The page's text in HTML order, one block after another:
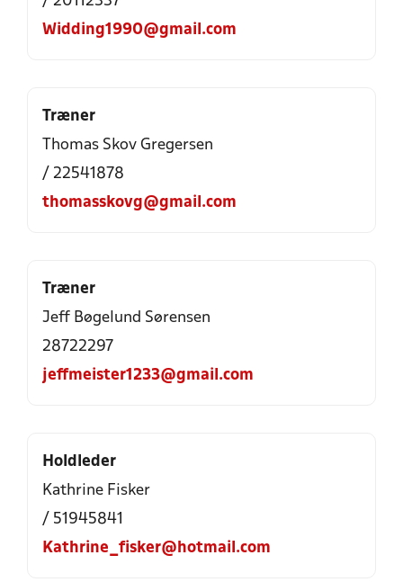
Widding1990@gmail.com
Træner
Thomas Skov Gregersen
/ 22541878
thomasskovg@gmail.com
Træner
Jeff Bøgelund Sørensen
28722297
jeffmeister1233@gmail.com
Holdleder
Kathrine Fisker
/ 51945841
Kathrine_fisker@hotmail.com